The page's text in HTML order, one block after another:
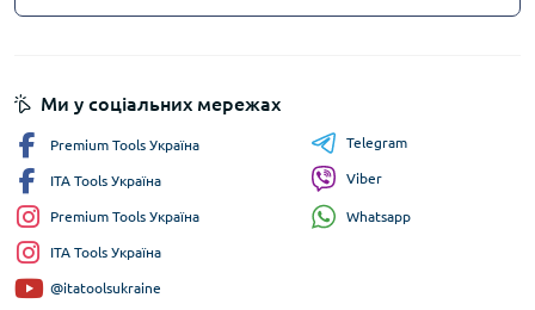
Ми у соціальних мережах
Premium Tools Україна
ITA Tools Україна
Premium Tools Україна
ITA Tools Україна
@itatoolsukraine
Telegram
Viber
Whatsapp